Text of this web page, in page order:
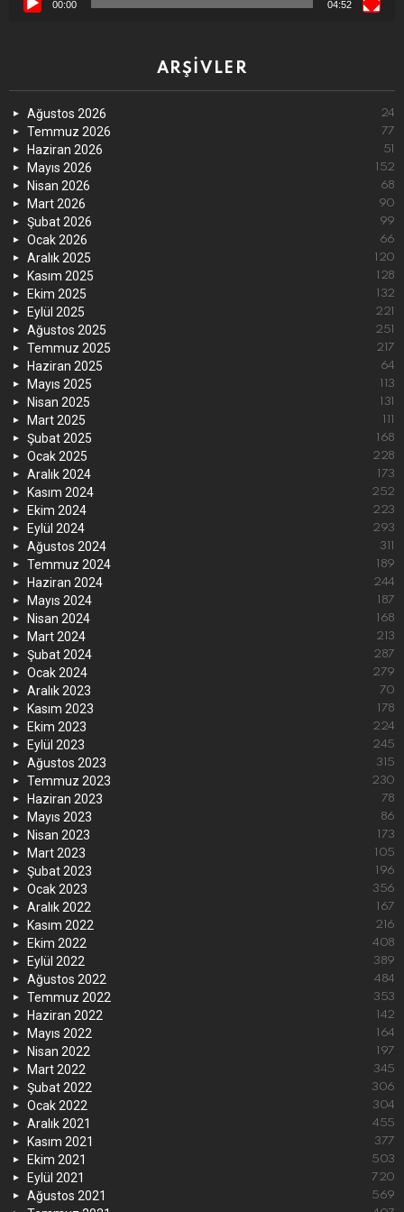
00:00 04:52
ARŞIVLER
Ağustos 2026 24
Temmuz 2026 77
Haziran 2026 51
Mayıs 2026 152
Nisan 2026 68
Mart 2026 90
Şubat 2026 99
Ocak 2026 66
Aralık 2025 120
Kasım 2025 128
Ekim 2025 132
Eylül 2025 221
Ağustos 2025 251
Temmuz 2025 217
Haziran 2025 64
Mayıs 2025 113
Nisan 2025 131
Mart 2025 111
Şubat 2025 168
Ocak 2025 228
Aralık 2024 173
Kasım 2024 252
Ekim 2024 223
Eylül 2024 293
Ağustos 2024 311
Temmuz 2024 189
Haziran 2024 244
Mayıs 2024 187
Nisan 2024 168
Mart 2024 213
Şubat 2024 287
Ocak 2024 279
Aralık 2023 70
Kasım 2023 178
Ekim 2023 224
Eylül 2023 245
Ağustos 2023 315
Temmuz 2023 230
Haziran 2023 78
Mayıs 2023 86
Nisan 2023 173
Mart 2023 105
Şubat 2023 196
Ocak 2023 356
Aralık 2022 167
Kasım 2022 216
Ekim 2022 408
Eylül 2022 389
Ağustos 2022 484
Temmuz 2022 353
Haziran 2022 142
Mayıs 2022 164
Nisan 2022 197
Mart 2022 345
Şubat 2022 306
Ocak 2022 304
Aralık 2021 455
Kasım 2021 377
Ekim 2021 503
Eylül 2021 720
Ağustos 2021 569